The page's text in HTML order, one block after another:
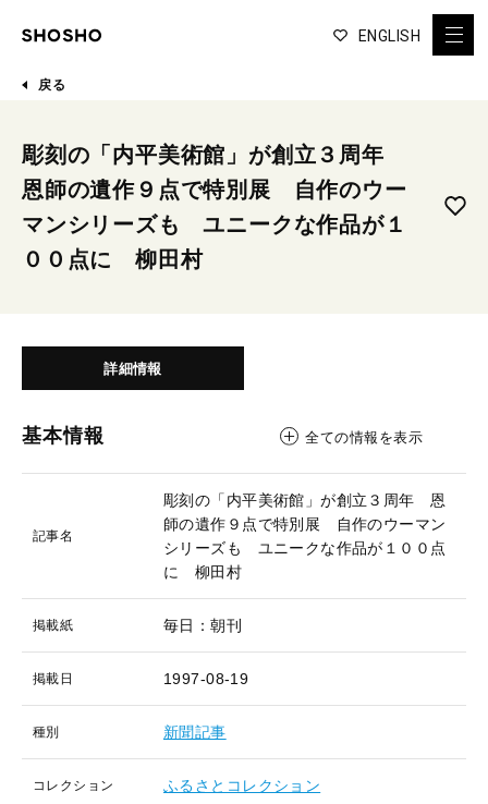
ENGLISH
戻る
彫刻の「内平美術館」が創立３周年
恩師の遺作９点で特別展 自作のウー
マンシリーズも ユニークな作品が１
００点に 柳田村
詳細情報
基本情報 全ての情報を表示
記事名
彫刻の「内平美術館」が創立３周年 恩
師の遺作９点で特別展 自作のウーマン
シリーズも ユニークな作品が１００点
に 柳田村
掲載紙 毎日：朝刊
掲載日 1997-08-19
種別 新聞記事
コレクション ふるさとコレクション